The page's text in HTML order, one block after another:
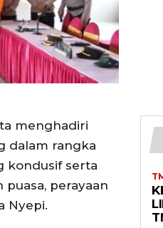
menghadiri
dalam rangka
kondusif serta
perayaan
Nyepi.